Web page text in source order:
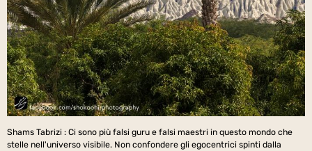
Shams Tabrizi : Ci sono più falsi guru e falsi maestri in questo mondo che
stelle nell'universo visibile. Non confondere gli egocentrici spinti dalla